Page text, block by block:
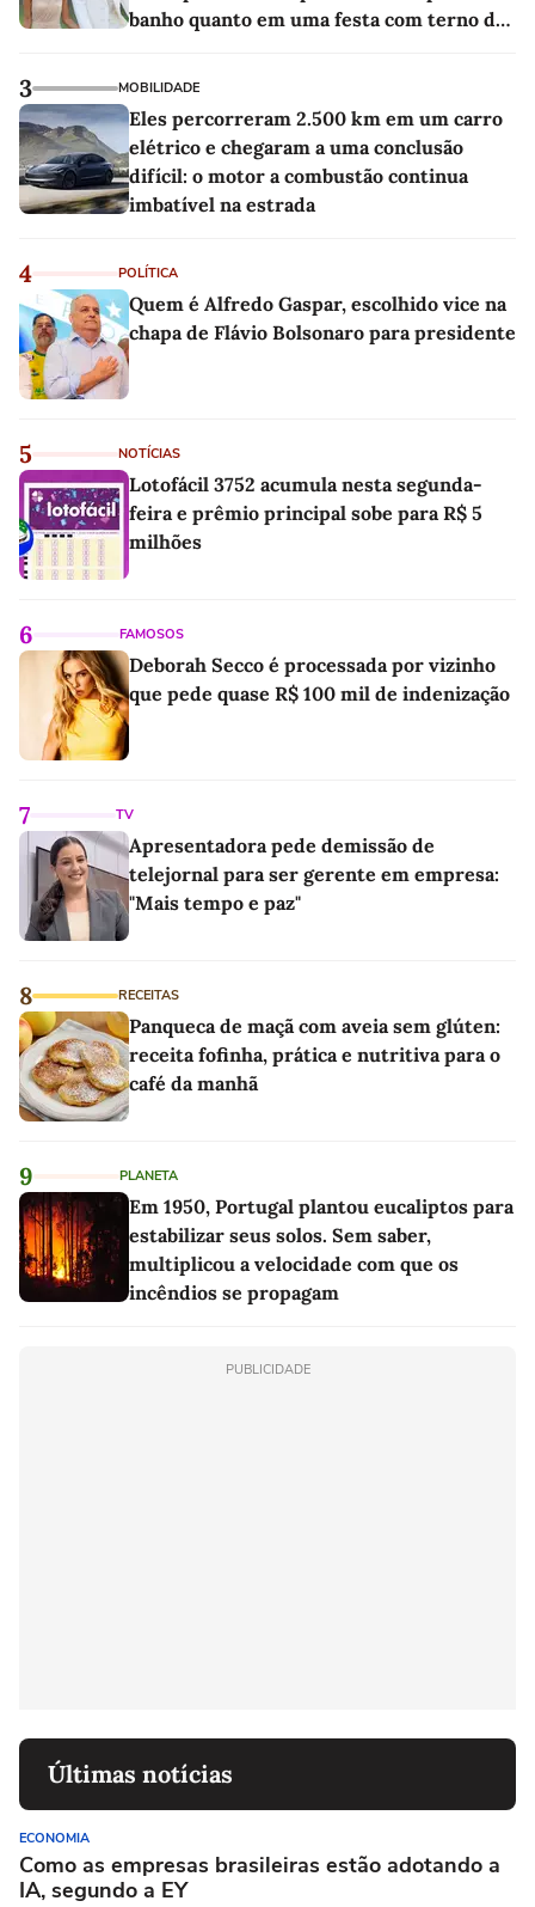
banho quanto em uma festa com terno de
3 MOBILIDADE
Eles percorreram 2.500 km em um carro
elétrico e chegaram a uma conclusão
difícil: o motor a combustão continua
imbatível na estrada
4 POLÍTICA
Quem é Alfredo Gaspar, escolhido vice na
chapa de Flávio Bolsonaro para presidente
5 NOTÍCIAS
Lotofácil 3752 acumula nesta segunda-
feira e prêmio principal sobe para R$ 5
milhões
6 FAMOSOS
Deborah Secco é processada por vizinho
que pede quase R$ 100 mil de indenização
7 TV
Apresentadora pede demissão de
telejornal para ser gerente em empresa:
"Mais tempo e paz"
8 RECEITAS
Panqueca de maçã com aveia sem glúten:
receita fofinha, prática e nutritiva para o
café da manhã
9 PLANETA
Em 1950, Portugal plantou eucaliptos para
estabilizar seus solos. Sem saber,
multiplicou a velocidade com que os
incêndios se propagam
PUBLICIDADE
Últimas notícias
ECONOMIA
Como as empresas brasileiras estão adotando a
IA, segundo a EY